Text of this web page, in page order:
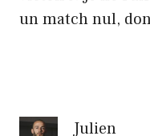
un match nul,
Julien